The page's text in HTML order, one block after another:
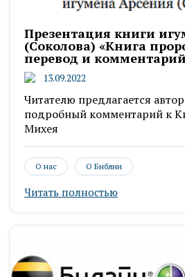
Презентация книги
(Соколова) «Книга
перевод и
13.09.2022
Читателю предлагается
подробный комментарий к
Михея
О нас О Библии
Читать полностью